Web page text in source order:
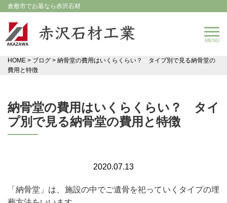
倉敷市でお墓なら赤沢石材
HOME > ブログ > 納骨堂の費用はいくらくらい？ タイプ別で見る納骨堂の
費用と特徴
納骨堂の費用はいくらくらい？ タイ
プ別で見る納骨堂の費用と特徴
2020.07.13
「納骨堂」は、施設の中でご遺骨を祀っていくタイプの埋